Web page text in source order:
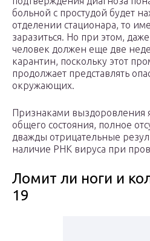
больной с простудой будет
отделении стационара, то
заразиться. Но при этом,
человек должен еще две
карантин, поскольку этот
продолжает представлять
окружающих.
Признаками выздоровления
общего состояния, полное
дважды отрицательные
наличие РНК вируса при
Ломит ли ноги и
19